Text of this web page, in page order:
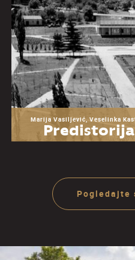
Marija Vasiljević, Veselinka
Pogledajte